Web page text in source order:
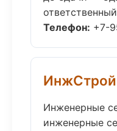
Телефон: +7-
ИнжСтрой
Инженерные
инженерные